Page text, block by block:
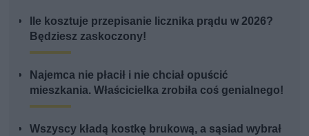
Ile kosztuje przepisanie licznika prądu w 2026?
Będziesz zaskoczony!
Najemca nie płacił i nie chciał opuścić
mieszkania. Właścicielka zrobiła coś genialnego!
Wszyscy kładą kostkę brukową, a sąsiad wybrał